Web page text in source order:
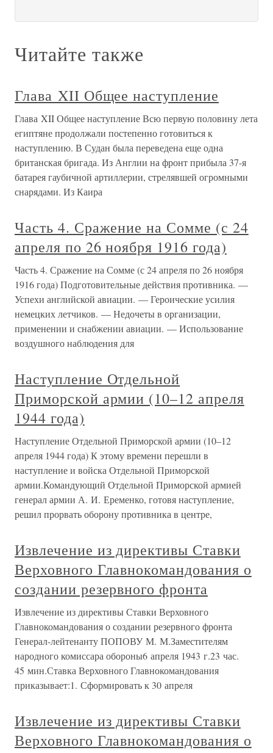
Читайте также
Глава XII Общее наступление
Глава XII Общее наступление Всю первую половину лета
египтяне продолжали постепенно готовиться к
наступлению. В Судан была переведена еще одна
британская бригада. Из Англии на фронт прибыла 37-я
батарея гаубичной артиллерии, стрелявшей огромными
снарядами. Из Каира
Часть 4. Сражение на Сомме (с 24
апреля по 26 ноября 1916 года)
Часть 4. Сражение на Сомме (с 24 апреля по 26 ноября
1916 года) Подготовительные действия противника. —
Успехи английской авиации. — Героические усилия
немецких летчиков. — Недочеты в организации,
применении и снабжении авиации. — Использование
воздушного наблюдения для
Наступление Отдельной
Приморской армии (10–12 апреля
1944 года)
Наступление Отдельной Приморской армии (10–12
апреля 1944 года) К этому времени перешли в
наступление и войска Отдельной Приморской
армии.Командующий Отдельной Приморской армией
генерал армии А. И. Еременко, готовя наступление,
решил прорвать оборону противника в центре,
Извлечение из директивы Ставки
Верховного Главнокомандования о
создании резервного фронта
Извлечение из директивы Ставки Верховного
Главнокомандования о создании резервного фронта
Генерал-лейтенанту ПОПОВУ М. М.Заместителям
народного комиссара обороны6 апреля 1943 г.23 час.
45 мин.Ставка Верховного Главнокомандования
приказывает:1. Сформировать к 30 апреля
Извлечение из директивы Ставки
Верховного Главнокомандования о